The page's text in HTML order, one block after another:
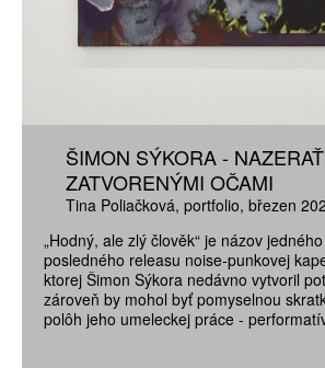
ŠIMON SÝKORA -
ZATVORENÝMI OČAMI
Tina Poliačková portfolio březen
„Hodný, ale zlý člověk“ je názov
posledného releasu noise-punkovej
ktorej Šimon Sýkora nedávno vytvoril
zároveň by mohol byť pomyselnou
polôh jeho umeleckej práce -